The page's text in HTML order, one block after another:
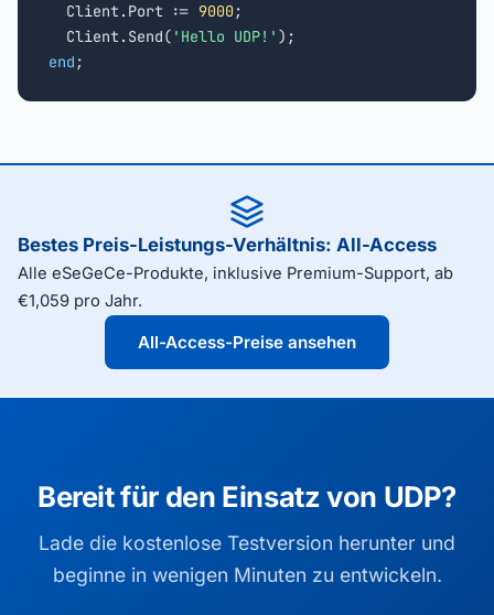
  Client.Port :=
9000 ;
  Client.Send(
'Hello UDP!'
end ;
Bestes Preis-Leistungs-Verhältnis: All-Access
Alle eSeGeCe-Produkte, inklusive Premium-Support, ab
€1,059 pro Jahr.
All-Access-Preise ansehen
Bereit für den Einsatz von UDP?
Lade die kostenlose Testversion herunter und
beginne in wenigen Minuten zu entwickeln.